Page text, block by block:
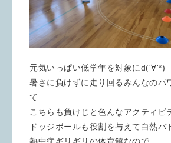
元気いっぱい低学年を対象にd('∀'*)
暑さに負けずに走り回るみんなのパ
て
こちらも負けじと色んなアクティビ
ドッジボールも役割を与えて白熱バ